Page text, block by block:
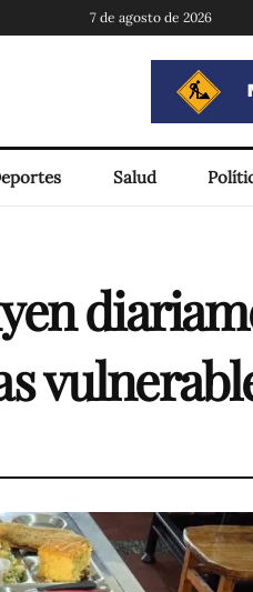
7 de agosto de 2026
Salud